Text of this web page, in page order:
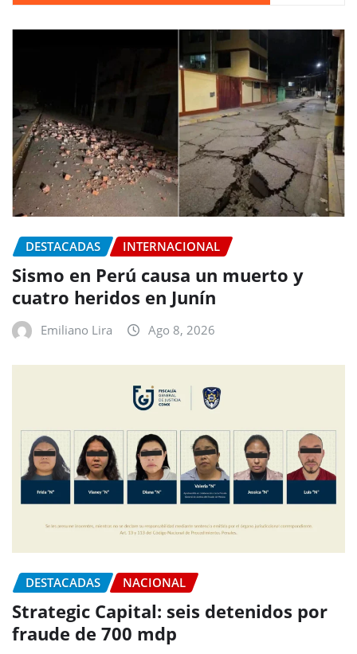
DESTACADAS INTERNACIONAL
Sismo en Perú causa un muerto y
cuatro heridos en Junín
Emiliano Lira Ago 8, 2026
DESTACADAS NACIONAL
Strategic Capital: seis detenidos por
fraude de 700 mdp